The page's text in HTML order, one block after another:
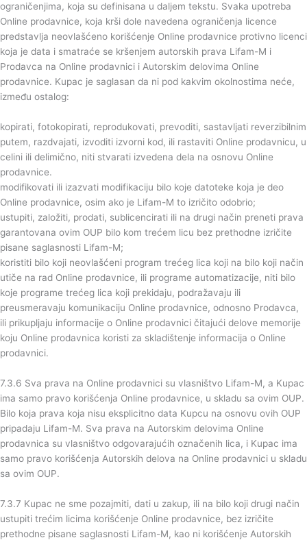
ograničenjima, koja su definisana u daljem tekstu. Svaka upotreba
Online prodavnice, koja krši dole navedena ograničenja licence
predstavlja neovlašćeno korišćenje Online prodavnice protivno licenci
koja je data i smatraće se kršenjem autorskih prava Lifam-M i
Prodavca na Online prodavnici i Autorskim delovima Online
prodavnice. Kupac je saglasan da ni pod kakvim okolnostima neće,
između ostalog:
kopirati, fotokopirati, reprodukovati, prevoditi, sastavljati reverzibilnim
putem, razdvajati, izvoditi izvorni kod, ili rastaviti Online prodavnicu, u
celini ili delimično, niti stvarati izvedena dela na osnovu Online
prodavnice.
modifikovati ili izazvati modifikaciju bilo koje datoteke koja je deo
Online prodavnice, osim ako je Lifam-M to izričito odobrio;
ustupiti, založiti, prodati, sublicencirati ili na drugi način preneti prava
garantovana ovim OUP bilo kom trećem licu bez prethodne izričite
pisane saglasnosti Lifam-M;
koristiti bilo koji neovlašćeni program trećeg lica koji na bilo koji način
utiče na rad Online prodavnice, ili programe automatizacije, niti bilo
koje programe trećeg lica koji prekidaju, podražavaju ili
preusmeravaju komunikaciju Online prodavnice, odnosno Prodavca,
ili prikupljaju informacije o Online prodavnici čitajući delove memorije
koju Online prodavnica koristi za skladištenje informacija o Online
prodavnici.
7.3.6 Sva prava na Online prodavnici su vlasništvo Lifam-M, a Kupac
ima samo pravo korišćenja Online prodavnice, u skladu sa ovim OUP.
Bilo koja prava koja nisu eksplicitno data Kupcu na osnovu ovih OUP
pripadaju Lifam-M. Sva prava na Autorskim delovima Online
prodavnica su vlasništvo odgovarajućih označenih lica, i Kupac ima
samo pravo korišćenja Autorskih delova na Online prodavnici u skladu
sa ovim OUP.
7.3.7 Kupac ne sme pozajmiti, dati u zakup, ili na bilo koji drugi način
ustupiti trećim licima korišćenje Online prodavnice, bez izričite
prethodne pisane saglasnosti Lifam-M, kao ni korišćenje Autorskih